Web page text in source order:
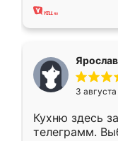
3
Кухню здесь
телеграмм.